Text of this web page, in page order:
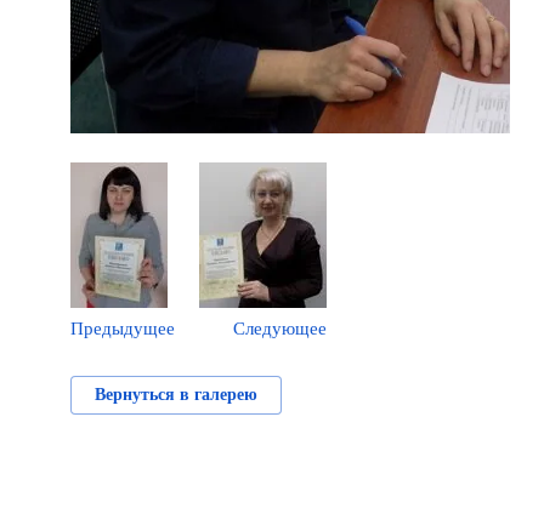
Предыдущее Следующее
Вернуться в галерею